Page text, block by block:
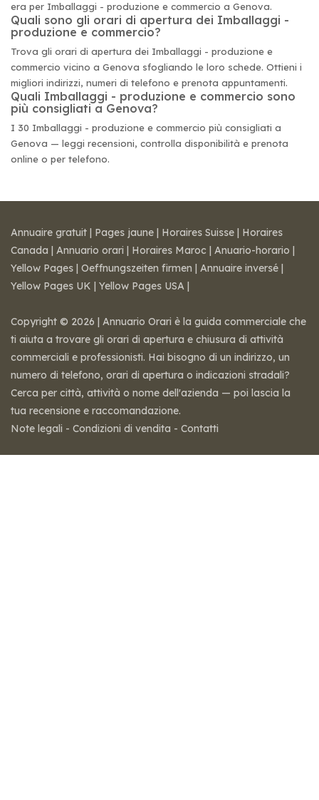
era per Imballaggi - produzione e commercio a Genova.
Quali sono gli orari di apertura dei Imballaggi -
produzione e commercio?
Trova gli orari di apertura dei Imballaggi - produzione e
commercio vicino a Genova sfogliando le loro schede. Ottieni i
migliori indirizzi, numeri di telefono e prenota appuntamenti.
Quali Imballaggi - produzione e commercio sono
più consigliati a Genova?
I 30 Imballaggi - produzione e commercio più consigliati a
Genova — leggi recensioni, controlla disponibilità e prenota
online o per telefono.
Annuaire gratuit | Pages jaune | Horaires Suisse | Horaires
Canada | Annuario orari | Horaires Maroc | Anuario-horario |
Yellow Pages | Oeffnungszeiten firmen | Annuaire inversé |
Yellow Pages UK | Yellow Pages USA |
Copyright © 2026 | Annuario Orari è la guida commerciale che
ti aiuta a trovare gli orari di apertura e chiusura di attività
commerciali e professionisti. Hai bisogno di un indirizzo, un
numero di telefono, orari di apertura o indicazioni stradali?
Cerca per città, attività o nome dell'azienda — poi lascia la
tua recensione e raccomandazione.
Note legali - Condizioni di vendita - Contatti